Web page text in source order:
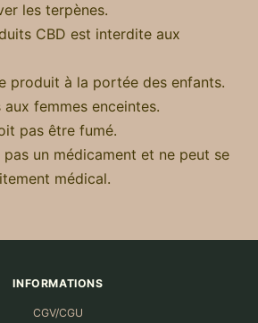
les terpènes.
CBD est interdite aux
produit à la portée des enfants.
femmes enceintes.
pas être fumé.
un médicament et ne peut se
médical.
INFORMATIONS
CGV/CGU